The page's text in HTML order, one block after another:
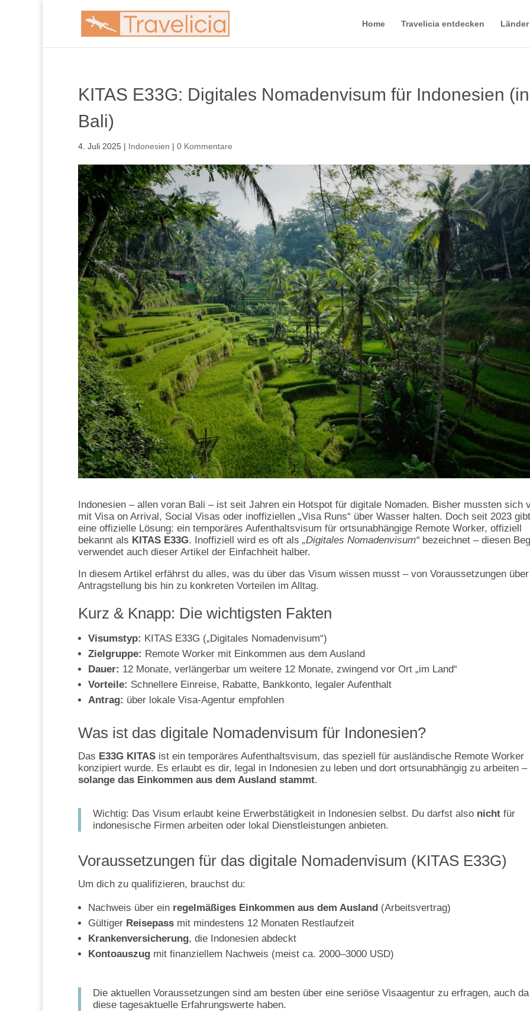
Home Travelicia entdecken Länder
KITAS E33G: Digitales Nomadenvisum für Indonesien
Bali)
4. Juli 2025 | Indonesien | 0 Kommentare
Indonesien – allen voran Bali – ist seit Jahren ein Hotspot für digitale Nomaden. Bisher mussten sich
mit Visa on Arrival, Social Visas oder inoffiziellen „Visa Runs“ über Wasser halten. Doch seit 2023
eine offizielle Lösung: ein temporäres Aufenthaltsvisum für ortsunabhängige Remote Worker, offiziell
bekannt als KITAS E33G. Inoffiziell wird es oft als „Digitales Nomadenvisum“ bezeichnet – diesen
verwendet auch dieser Artikel der Einfachheit halber.
In diesem Artikel erfährst du alles, was du über das Visum wissen musst – von Voraussetzungen über
Antragstellung bis hin zu konkreten Vorteilen im Alltag.
Kurz & Knapp: Die wichtigsten Fakten
Visumstyp: KITAS E33G („Digitales Nomadenvisum“)
Zielgruppe: Remote Worker mit Einkommen aus dem Ausland
Dauer: 12 Monate, verlängerbar um weitere 12 Monate, zwingend vor Ort „im Land“
Vorteile: Schnellere Einreise, Rabatte, Bankkonto, legaler Aufenthalt
Antrag: über lokale Visa-Agentur empfohlen
Was ist das digitale Nomadenvisum für Indonesien?
Das E33G KITAS ist ein temporäres Aufenthaltsvisum, das speziell für ausländische Remote Worker
konzipiert wurde. Es erlaubt es dir, legal in Indonesien zu leben und dort ortsunabhängig zu arbeiten –
solange das Einkommen aus dem Ausland stammt.
Wichtig: Das Visum erlaubt keine Erwerbstätigkeit in Indonesien selbst. Du darfst also nicht für
indonesische Firmen arbeiten oder lokal Dienstleistungen anbieten.
Voraussetzungen für das digitale Nomadenvisum (KITAS E33G)
Um dich zu qualifizieren, brauchst du:
Nachweis über ein regelmäßiges Einkommen aus dem Ausland (Arbeitsvertrag)
Gültiger Reisepass mit mindestens 12 Monaten Restlaufzeit
Krankenversicherung, die Indonesien abdeckt
Kontoauszug mit finanziellem Nachweis (meist ca. 2000–3000 USD)
Die aktuellen Voraussetzungen sind am besten über eine seriöse Visaagentur zu erfragen, auch da
diese tagesaktuelle Erfahrungswerte haben.